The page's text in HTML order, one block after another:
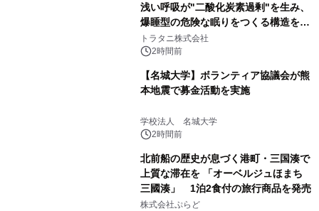
浅い呼吸が"二酸化炭素過剰"を生み、
爆睡型の危険な眠りをつくる構造を解
説
トラタニ株式会社
2時間前
【名城大学】ボランティア協議会が熊
本地震で募金活動を実施
学校法人 名城大学
2時間前
北前船の歴史が息づく港町・三国湊で
上質な滞在を 「オーベルジュほまち
三國湊」 1泊2食付の旅行商品を発売
株式会社ぷらど